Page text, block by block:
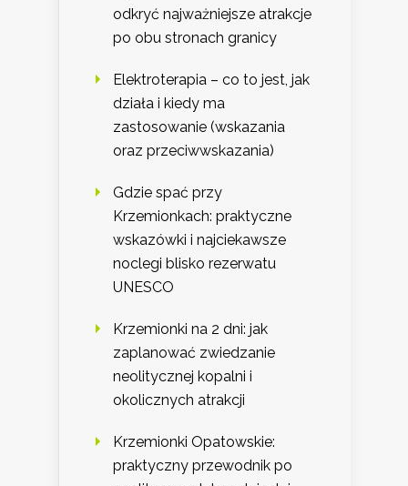
odkryć najważniejsze atrakcje
po obu stronach granicy
Elektroterapia – co to jest, jak
działa i kiedy ma
zastosowanie (wskazania
oraz przeciwwskazania)
Gdzie spać przy
Krzemionkach: praktyczne
wskazówki i najciekawsze
noclegi blisko rezerwatu
UNESCO
Krzemionki na 2 dni: jak
zaplanować zwiedzanie
neolitycznej kopalni i
okolicznych atrakcji
Krzemionki Opatowskie:
praktyczny przewodnik po